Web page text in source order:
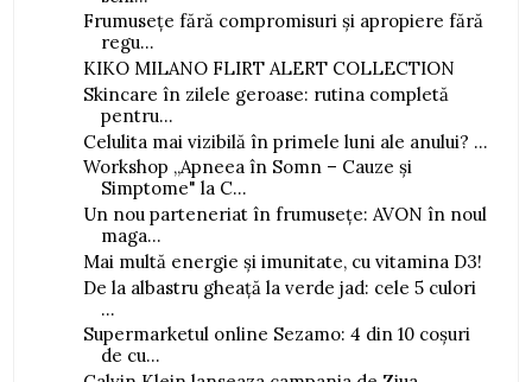
Frumusețe fără compromisuri și apropiere fără
regu...
KIKO MILANO FLIRT ALERT COLLECTION
Skincare în zilele geroase: rutina completă
pentru...
Celulita mai vizibilă în primele luni ale anului? ...
Workshop „Apneea în Somn – Cauze și
Simptome" la C...
Un nou parteneriat în frumusețe: AVON în noul
maga...
Mai multă energie și imunitate, cu vitamina D3!
De la albastru gheață la verde jad: cele 5 culori
...
Supermarketul online Sezamo: 4 din 10 coșuri
de cu...